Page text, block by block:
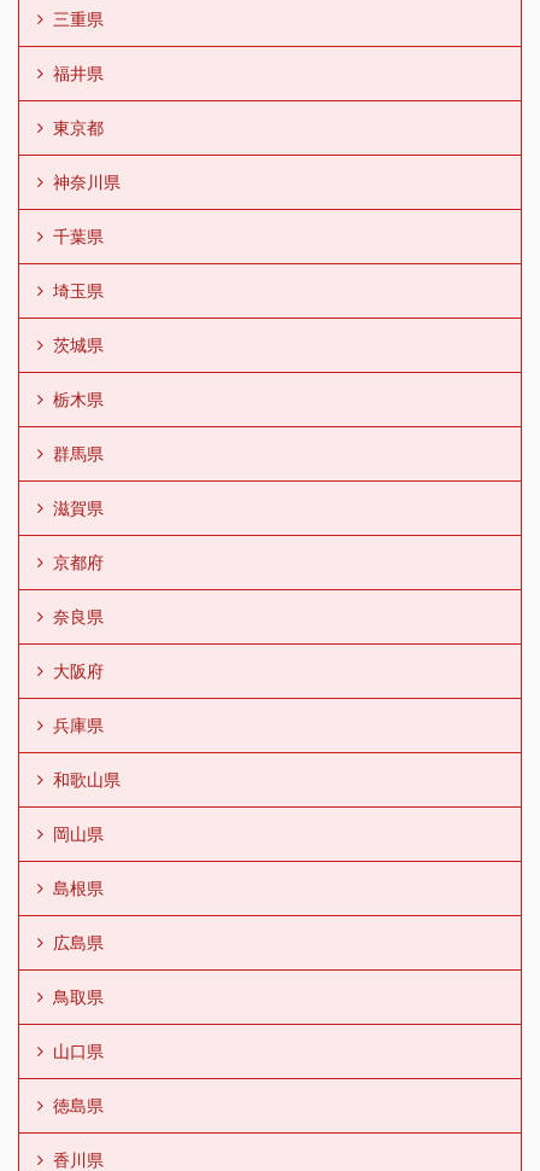
三重県
福井県
東京都
神奈川県
千葉県
埼玉県
茨城県
栃木県
群馬県
滋賀県
京都府
奈良県
大阪府
兵庫県
和歌山県
岡山県
島根県
広島県
鳥取県
山口県
徳島県
香川県